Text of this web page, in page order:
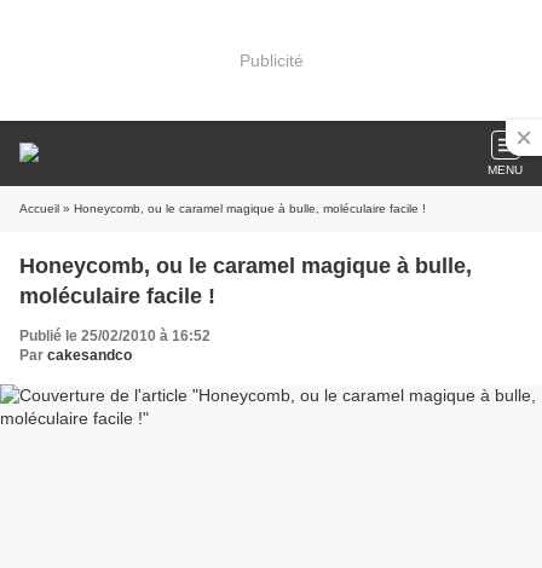
Publicité
MENU
Accueil » Honeycomb, ou le caramel magique à bulle, moléculaire facile !
Honeycomb, ou le caramel magique à bulle,
moléculaire facile !
Publié le 25/02/2010 à 16:52
Par cakesandco